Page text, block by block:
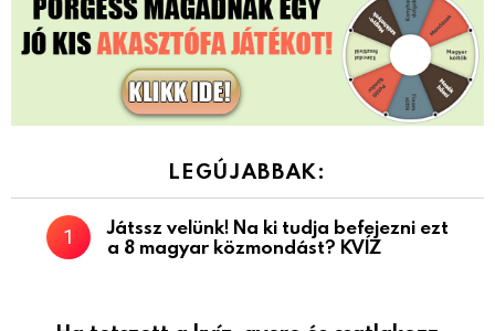
LEGÚJABBAK:
Játssz velünk! Na ki tudja befejezni ezt
a 8 magyar közmondást? KVÍZ